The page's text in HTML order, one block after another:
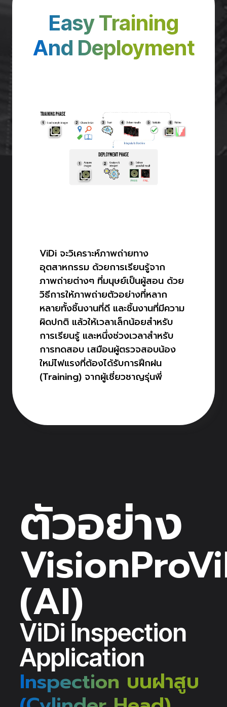
Easy Training
And Deployment
ViDi จะวิเคราะห์ภาพถ่ายทาง
อุตสาหกรรม ด้วยการเรียนรู้จาก
ภาพถ่ายต่างๆ ที่มนุษย์เป็นผู้สอน ด้วย
วิธีการให้ภาพถ่ายตัวอย่างที่หลาก
หลายทั้งชิ้นงานที่ดี และชิ้นงานที่มีความ
ผิดปกติ แล้วให้เวลาเล็กน้อยสำหรับ
การเรียนรู้ และหนึ่งช่วงเวลาสำหรับ
การทดสอบ เสมือนผู้ตรวจสอบน้อง
ใหม่ไฟแรงที่ต้องได้รับการฝึกฝน
(Training) จากผู้เชี่ยวชาญรุ่นพี่
ตัวอย่าง
(AI)
ViDi Inspection
Application
Inspection บนฝาสูบ